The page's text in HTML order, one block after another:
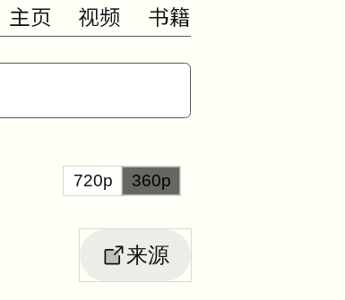
主页 视频 书籍
720p 360p
来源